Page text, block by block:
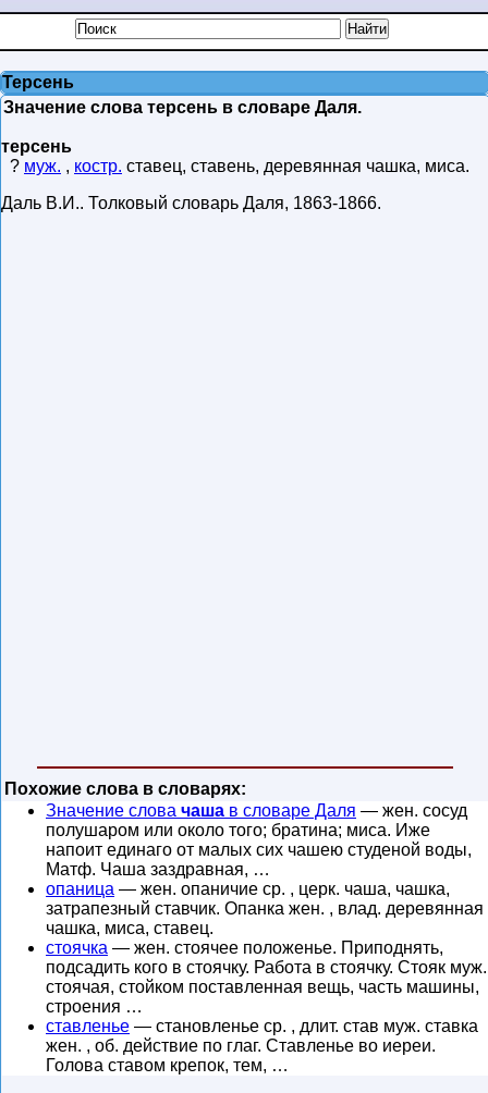
Терсень
Значение слова терсень в словаре Даля.
терсень
? муж. , костр. ставец, ставень, деревянная чашка, миса.
Даль В.И.. Толковый словарь Даля, 1863-1866.
Похожие слова в словарях:
Значение слова чаша в словаре Даля — жен. сосуд
полушаром или около того; братина; миса. Иже
напоит единаго от малых сих чашею студеной воды,
Матф. Чаша заздравная, …
опаница — жен. опаничие ср. , церк. чаша, чашка,
затрапезный ставчик. Опанка жен. , влад. деревянная
чашка, миса, ставец.
стоячка — жен. стоячее положенье. Приподнять,
подсадить кого в стоячку. Работа в стоячку. Стояк муж.
стоячая, стойком поставленная вещь, часть машины,
строения …
ставленье — становленье ср. , длит. став муж. ставка
жен. , об. действие по глаг. Ставленье во иереи.
Голова ставом крепок, тем, …